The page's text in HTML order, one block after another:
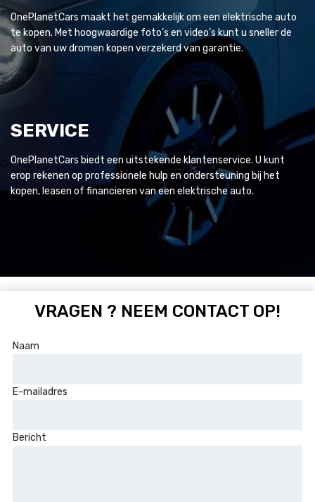
OnePlanetCars maakt het gemakkelijk om een elektrische auto
te kopen. Met hoogwaardige foto’s en video’s kunt u sneller de
auto van uw dromen kopen verzekerd van garantie.
SERVICE
OnePlanetCars biedt een uitstekende klantenservice. U kunt
erop rekenen op professionele hulp en ondersteuning bij het
kopen, leasen of financieren van een elektrische auto.
VRAGEN ? NEEM CONTACT OP!
Naam
E-mailadres
Bericht